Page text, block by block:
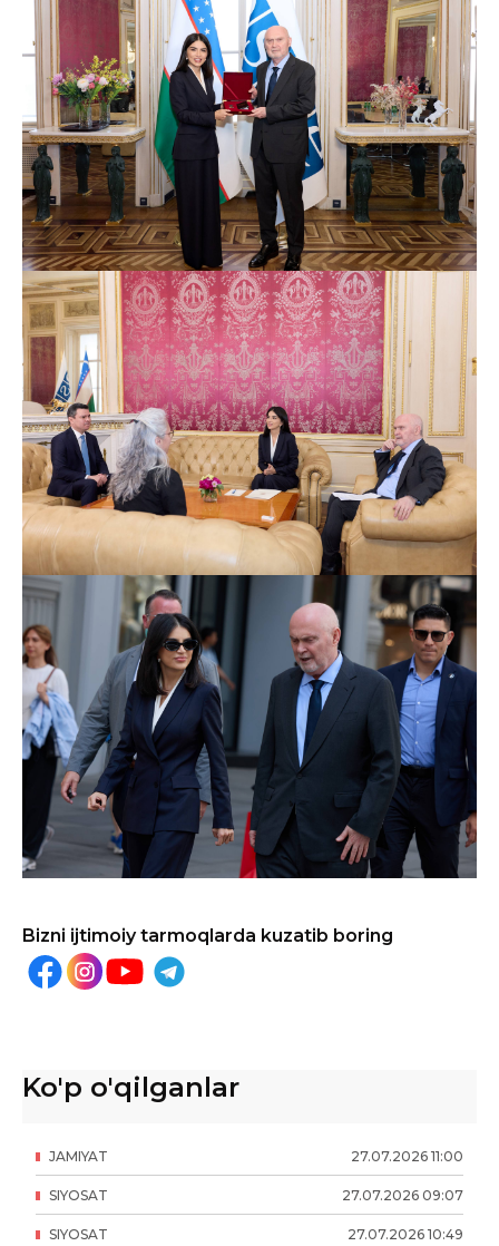
Bizni ijtimoiy tarmoqlarda kuzatib boring
Ko'p o'qilganlar
27.07.2026 11:00
JAMIYAT
27.07.2026 09:07
SIYOSAT
27.07.2026 10:49
SIYOSAT